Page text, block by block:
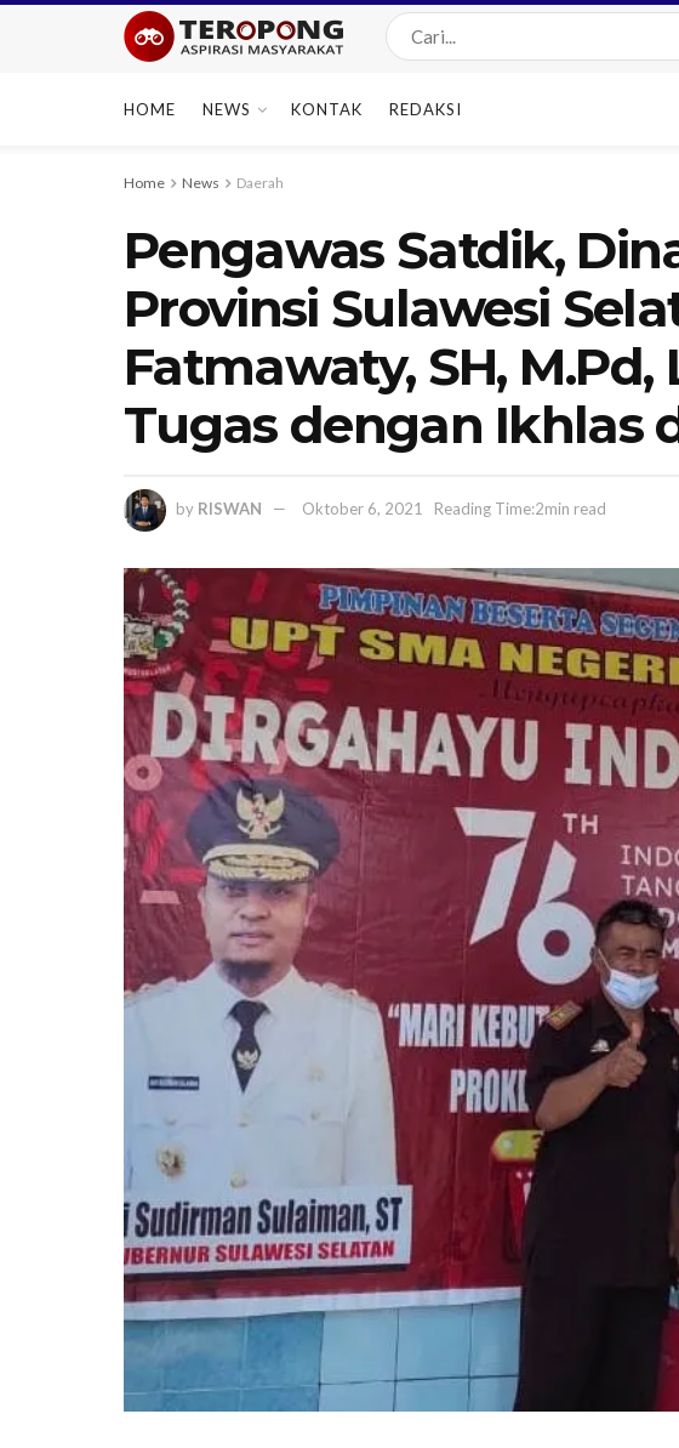
HOME NEWS KONTAK REDAKSI
Home News Daerah
Pengawas Satdik,
Provinsi Sulawesi
Fatmawaty, SH,
Tugas dengan Ikhlas
by RISWAN Oktober 6, 2021 Reading Time:2min read